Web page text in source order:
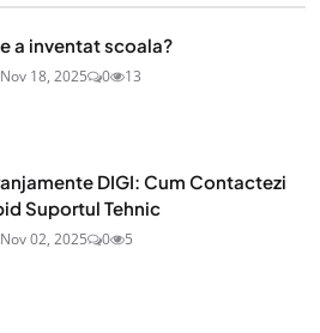
a inventat scoala?
Nov 18, 2025 0 13
DIGI: Cum Contactezi
Suportul Tehnic
Nov 02, 2025 0 5